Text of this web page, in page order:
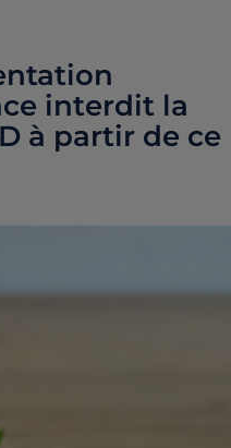
interdit la
à partir de ce